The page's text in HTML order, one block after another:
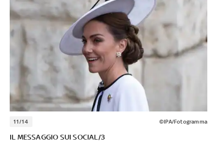
11/14 ©IPA/Fotogramma
IL MESSAGGIO SUI SOCIAL/3